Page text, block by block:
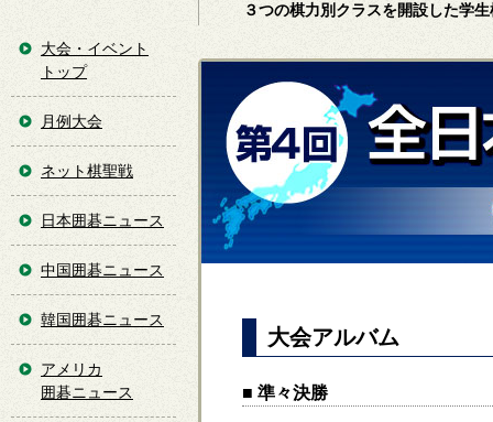
３つの棋力別クラスを開設した学
大会アルバム
■ 準々決勝
大会・イベント
トップ
月例大会
ネット棋聖戦
日本囲碁ニュース
中国囲碁ニュース
韓国囲碁ニュース
アメリカ
囲碁ニュース